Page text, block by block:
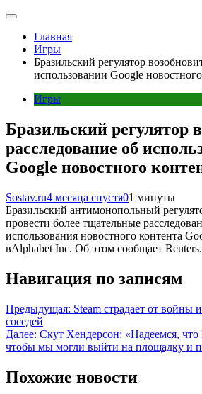
Главная
Игры
Бразильский регулятор
использовании Google
Игры
Бразильский регулятор
расследование об
Google новостного
Sostav.ru4 месяца спустя01 минуты
Бразильский антимонопольный
провести более тщательные
использования новостного контента
вAlphabet Inc. Об этом сообщает Reuters.
Навигация по записям
Предыдущая: Steam страдает от войны
соседей
Далее: Скут Хендерсон: «Надеемся, что
чтобы мы могли выйти на площадку и
Похожие новости